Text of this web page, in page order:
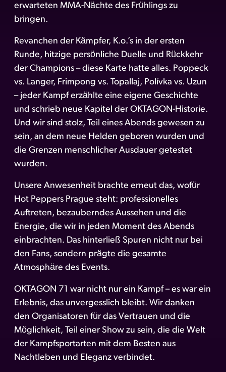
erwarteten MMA-Nächte des Frühlings zu
bringen.
Revanchen der Kämpfer, K.o.’s in der ersten
Runde, hitzige persönliche Duelle und Rückkehr
der Champions – diese Karte hatte alles. Poppeck
vs. Langer, Frimpong vs. Topallaj, Polívka vs. Uzun
– jeder Kampf erzählte eine eigene Geschichte
und schrieb neue Kapitel der OKTAGON-Historie.
Und wir sind stolz, Teil eines Abends gewesen zu
sein, an dem neue Helden geboren wurden und
die Grenzen menschlicher Ausdauer getestet
wurden.
Unsere Anwesenheit brachte erneut das, wofür
Hot Peppers Prague steht: professionelles
Auftreten, bezauberndes Aussehen und die
Energie, die wir in jeden Moment des Abends
einbrachten. Das hinterließ Spuren nicht nur bei
den Fans, sondern prägte die gesamte
Atmosphäre des Events.
OKTAGON 71 war nicht nur ein Kampf – es war ein
Erlebnis, das unvergesslich bleibt. Wir danken
den Organisatoren für das Vertrauen und die
Möglichkeit, Teil einer Show zu sein, die die Welt
der Kampfsportarten mit dem Besten aus
Nachtleben und Eleganz verbindet.